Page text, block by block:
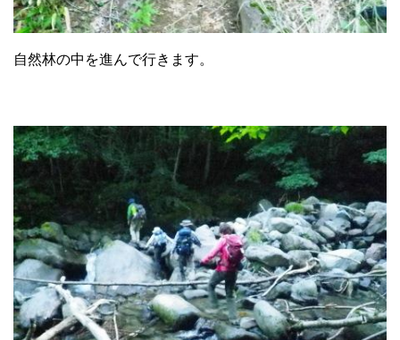
自然林の中を進んで行きます。